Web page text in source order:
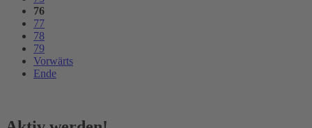
76
77
78
79
Vorwärts
Ende